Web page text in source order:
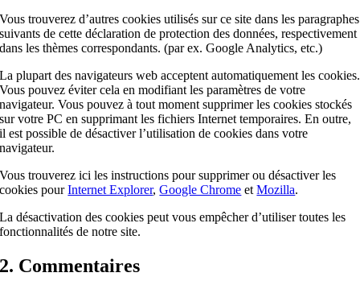
Vous trouverez d’autres cookies utilisés sur ce site dans les paragraphes
suivants de cette déclaration de protection des données, respectivement
dans les thèmes correspondants. (par ex. Google Analytics, etc.)
La plupart des navigateurs web acceptent automatiquement les cookies.
Vous pouvez éviter cela en modifiant les paramètres de votre
navigateur. Vous pouvez à tout moment supprimer les cookies stockés
sur votre PC en supprimant les fichiers Internet temporaires. En outre,
il est possible de désactiver l’utilisation de cookies dans votre
navigateur.
Vous trouverez ici les instructions pour supprimer ou désactiver les
cookies pourInternet Explorer,Google Chrome etMozilla.
La désactivation des cookies peut vous empêcher d’utiliser toutes les
fonctionnalités de notre site.
2. Commentaires